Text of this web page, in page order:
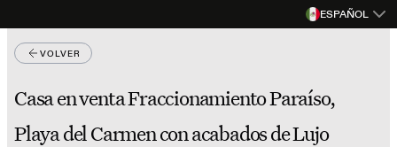
ESPAÑOL
VOLVER
Casa en venta Fraccionamiento Paraíso,
Playa del Carmen con acabados de Lujo